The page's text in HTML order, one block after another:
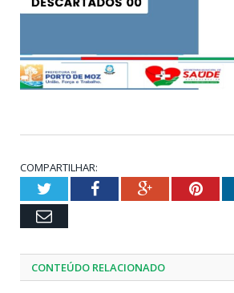
COMPARTILHAR:
TwitterFacebookGoogle+
Email
CONTEÚDO RELACIONADO